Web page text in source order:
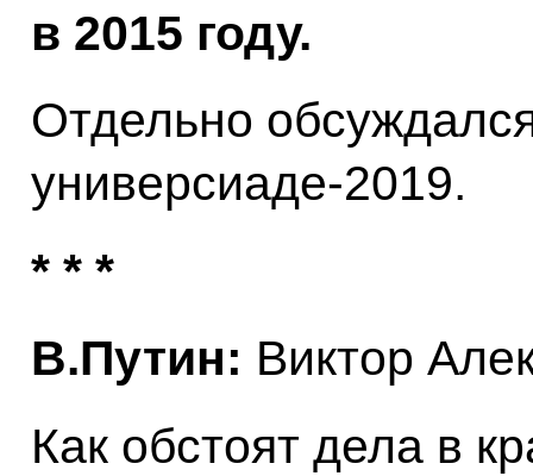
в 2015 году.
Отдельно
универсиаде-2019.
* * *
В.Путин: Виктор
Как обстоят дела в